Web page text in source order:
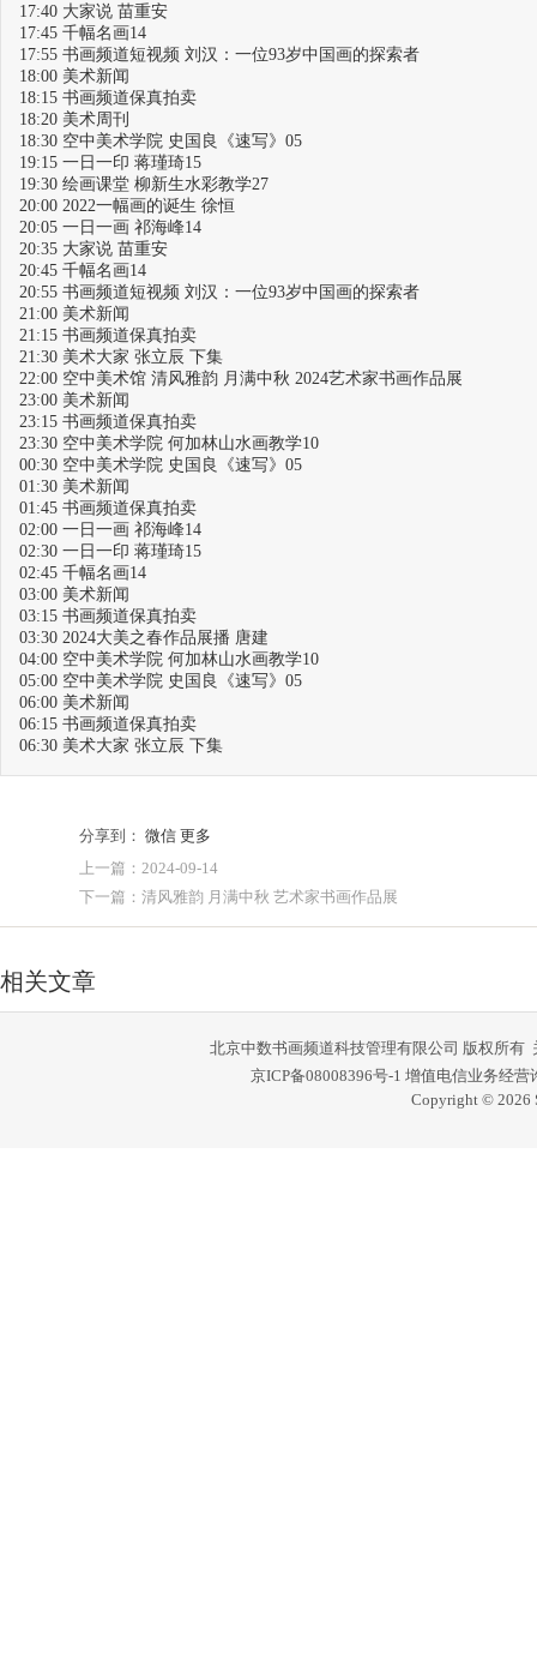
17:40 大家说 苗重安
17:45 千幅名画14
17:55 书画频道短视频 刘汉：一位93岁中国画的探索者
18:00 美术新闻
18:15 书画频道保真拍卖
18:20 美术周刊
18:30 空中美术学院 史国良《速写》05
19:15 一日一印 蒋瑾琦15
19:30 绘画课堂 柳新生水彩教学27
20:00 2022一幅画的诞生 徐恒
20:05 一日一画 祁海峰14
20:35 大家说 苗重安
20:45 千幅名画14
20:55 书画频道短视频 刘汉：一位93岁中国画的探索者
21:00 美术新闻
21:15 书画频道保真拍卖
21:30 美术大家 张立辰 下集
22:00 空中美术馆 清风雅韵 月满中秋 2024艺术家书画作品展
23:00 美术新闻
23:15 书画频道保真拍卖
23:30 空中美术学院 何加林山水画教学10
00:30 空中美术学院 史国良《速写》05
01:30 美术新闻
01:45 书画频道保真拍卖
02:00 一日一画 祁海峰14
02:30 一日一印 蒋瑾琦15
02:45 千幅名画14
03:00 美术新闻
03:15 书画频道保真拍卖
03:30 2024大美之春作品展播 唐建
04:00 空中美术学院 何加林山水画教学10
05:00 空中美术学院 史国良《速写》05
06:00 美术新闻
06:15 书画频道保真拍卖
06:30 美术大家 张立辰 下集
分享到： 微信 更多
上一篇：2024-09-14
下一篇：清风雅韵 月满中秋 艺术家书画作品展
相关文章
北京中数书画频道科技管理有限公司 版权所有
京ICP备08008396号-1 增值电信业务经营
Copyright © 2026